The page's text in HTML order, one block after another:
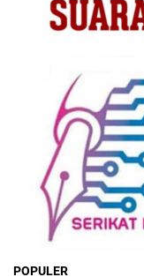
POPULER